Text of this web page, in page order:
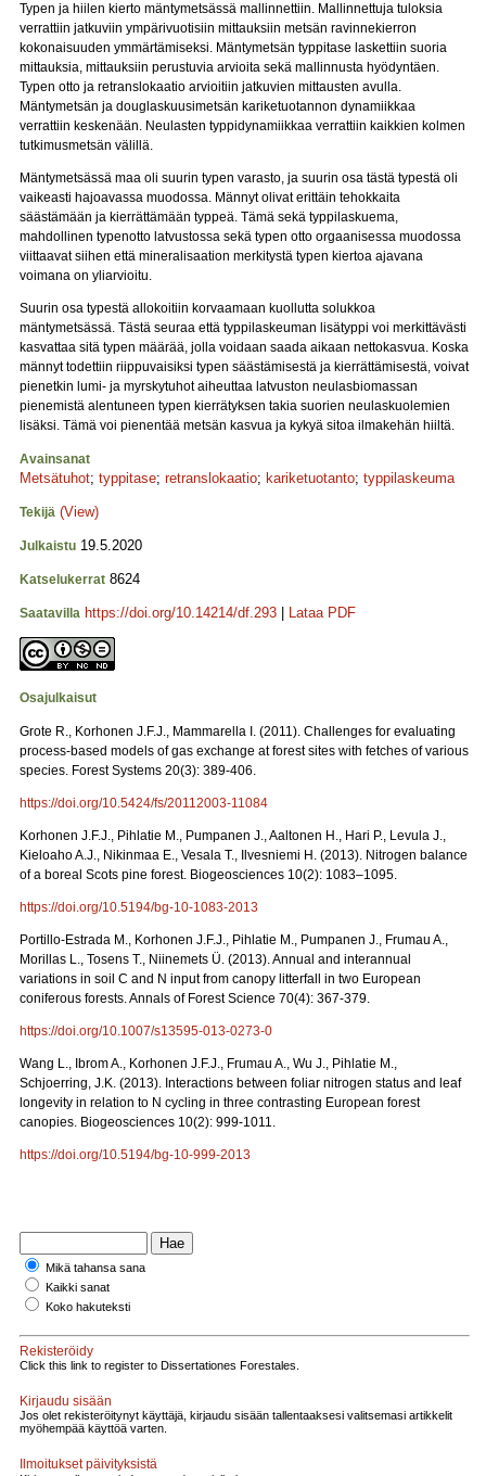
Typen ja hiilen kierto mäntymetsässä mallinnettiin. Mallinnettuja tuloksia
verrattiin jatkuviin ympärivuotisiin mittauksiin metsän ravinnekierron
kokonaisuuden ymmärtämiseksi. Mäntymetsän typpitase laskettiin suoria
mittauksia, mittauksiin perustuvia arvioita sekä mallinnusta hyödyntäen.
Typen otto ja retranslokaatio arvioitiin jatkuvien mittausten avulla.
Mäntymetsän ja douglaskuusimetsän kariketuotannon dynamiikkaa
verrattiin keskenään. Neulasten typpidynamiikkaa verrattiin kaikkien kolmen
tutkimusmetsän välillä.
Mäntymetsässä maa oli suurin typen varasto, ja suurin osa tästä typestä oli
vaikeasti hajoavassa muodossa. Männyt olivat erittäin tehokkaita
säästämään ja kierrättämään typpeä. Tämä sekä typpilaskuema,
mahdollinen typenotto latvustossa sekä typen otto orgaanisessa muodossa
viittaavat siihen että mineralisaation merkitystä typen kiertoa ajavana
voimana on yliarvioitu.
Suurin osa typestä allokoitiin korvaamaan kuollutta solukkoa
mäntymetsässä. Tästä seuraa että typpilaskeuman lisätyppi voi merkittävästi
kasvattaa sitä typen määrää, jolla voidaan saada aikaan nettokasvua. Koska
männyt todettiin riippuvaisiksi typen säästämisestä ja kierrättämisestä, voivat
pienetkin lumi- ja myrskytuhot aiheuttaa latvuston neulasbiomassan
pienemistä alentuneen typen kierrätyksen takia suorien neulaskuolemien
lisäksi. Tämä voi pienentää metsän kasvua ja kykyä sitoa ilmakehän hiiltä.
Avainsanat
Metsätuhot; typpitase; retranslokaatio; kariketuotanto; typpilaskeuma
Tekijä (View)
Julkaistu 19.5.2020
Katselukerrat 8624
Saatavilla https://doi.org/10.14214/df.293 Lataa PDF
Osajulkaisut
Grote R., Korhonen J.F.J., Mammarella I. (2011). Challenges for evaluating
process-based models of gas exchange at forest sites with fetches of various
species. Forest Systems 20(3): 389-406.
https://doi.org/10.5424/fs/20112003-11084
Korhonen J.F.J., Pihlatie M., Pumpanen J., Aaltonen H., Hari P., Levula J.,
Kieloaho A.J., Nikinmaa E., Vesala T., Ilvesniemi H. (2013). Nitrogen balance
of a boreal Scots pine forest. Biogeosciences 10(2): 1083–1095.
https://doi.org/10.5194/bg-10-1083-2013
Portillo-Estrada M., Korhonen J.F.J., Pihlatie M., Pumpanen J., Frumau A.,
Morillas L., Tosens T., Niinemets Ü. (2013). Annual and interannual
variations in soil C and N input from canopy litterfall in two European
coniferous forests. Annals of Forest Science 70(4): 367-379.
https://doi.org/10.1007/s13595-013-0273-0
Wang L., Ibrom A., Korhonen J.F.J., Frumau A., Wu J., Pihlatie M.,
Schjoerring, J.K. (2013). Interactions between foliar nitrogen status and leaf
longevity in relation to N cycling in three contrasting European forest
canopies. Biogeosciences 10(2): 999-1011.
https://doi.org/10.5194/bg-10-999-2013
Mikä tahansa sana
Kaikki sanat
Koko hakuteksti
Rekisteröidy
Click this link to register to Dissertationes Forestales.
Kirjaudu sisään
Jos olet rekisteröitynyt käyttäjä, kirjaudu sisään tallentaaksesi valitsemasi artikkelit
myöhempää käyttöä varten.
Ilmoitukset päivityksistä